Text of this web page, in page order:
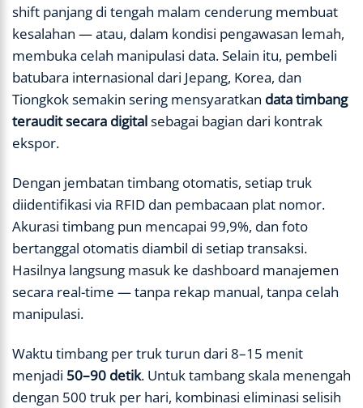
shift panjang di tengah malam cenderung membuat
kesalahan — atau, dalam kondisi pengawasan lemah,
membuka celah manipulasi data. Selain itu, pembeli
batubara internasional dari Jepang, Korea, dan
Tiongkok semakin sering mensyaratkan data timbang
teraudit secara digitalsebagai bagian dari kontrak
ekspor.
Dengan jembatan timbang otomatis, setiap truk
diidentifikasi via RFID dan pembacaan plat nomor.
Akurasi timbang pun mencapai 99,9%, dan foto
bertanggal otomatis diambil di setiap transaksi.
Hasilnya langsung masuk ke dashboard manajemen
secara real-time — tanpa rekap manual, tanpa celah
manipulasi.
Waktu timbang per truk turun dari 8–15 menit
menjadi 50–90 detik. Untuk tambang skala menengah
dengan 500 truk per hari, kombinasi eliminasi selisih